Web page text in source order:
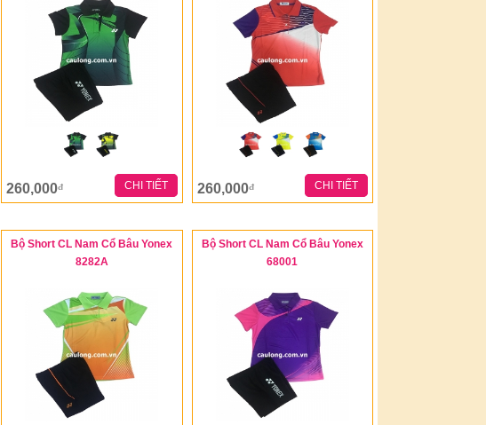
260,000đ CHI TIẾT 260,000đ CHI TIẾT
Bộ Short CL Nam Cổ Bâu Yonex
8282A
Bộ Short CL Nam Cổ Bâu Yonex
68001